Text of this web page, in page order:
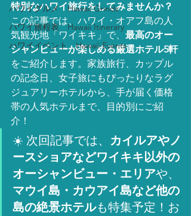
ハワイグルメ Hawaii Grinds
ハワイ旅程表 Hawaii Itinerary
ハワイイベント Hawaii Events
特別なハワイ旅行をしてみませんか？
この記事では、ハワイ・オアフ島の人
気観光地「ワイキキ」で、 最高のオー
シャンビューが楽しめる厳選ホテル5軒
をご紹介します。家族旅行、カップル
の記念日、女子旅にもぴったりなラグ
ジュアリーホテルから、手が届く価格
帯の人気ホテルまで、目的別にご紹
介！
☀️ 次回記事では、 カイルアやノ
ースショアなどワイキキ以外の
オーシャンビュー・エリアや、
マウイ島・カウアイ島など他の
島の絶景ホテルも特集予定！お